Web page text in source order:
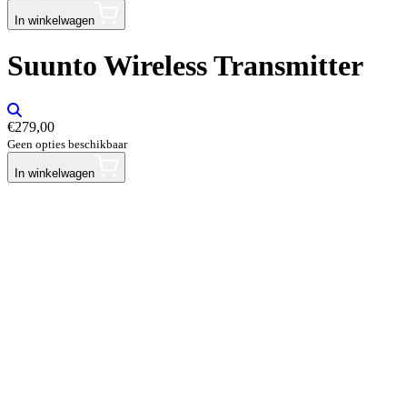
In winkelwagen
Suunto Wireless Transmitter
€279,00
Geen opties beschikbaar
In winkelwagen